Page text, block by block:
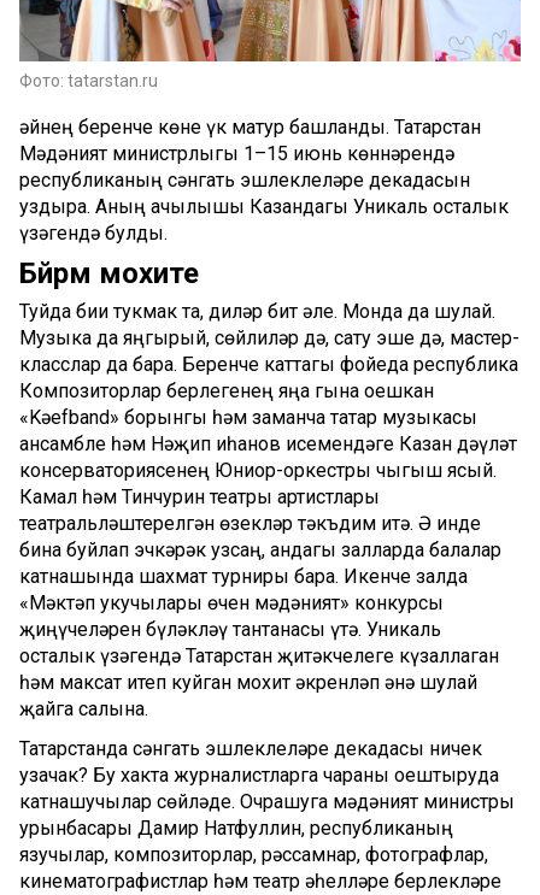
Фото: tatarstan.ru
Җәйнең беренче көне үк матур башланды. Татарстан
Мәдәният министрлыгы 1–15 июнь көннәрендә
республиканың сәнгать эшлеклеләре декадасын
уздыра. Аның ачылышы Казандагы Уникаль осталык
үзәгендә булды.
Бәйрәм мохите
Туйда бии тукмак та, диләр бит әле. Монда да шулай.
Музыка да яңгырый, сөйлиләр дә, сату эше дә, мастер-
класслар да бара. Беренче каттагы фойеда республика
Композиторлар берлегенең яңа гына оешкан
«Kәеfband» борынгы һәм заманча татар музыкасы
ансамбле һәм Нәҗип Җиһанов исемендәге Казан дәүләт
консерваториясенең Юниор-оркестры чыгыш ясый.
Камал һәм Тинчурин театры артистлары
театральләштерелгән өзекләр тәкъдим итә. Ә инде
бина буйлап эчкәрәк узсаң, андагы залларда балалар
катнашында шахмат турниры бара. Икенче залда
«Мәктәп укучылары өчен мәдәният» конкурсы
җиңүчеләрен бүләкләү тантанасы үтә. Уникаль
осталык үзәгендә Татарстан җитәкчелеге күзаллаган
һәм максат итеп куйган мохит әкренләп әнә шулай
җайга салына.
Татарстанда сәнгать эшлеклеләре декадасы ничек
узачак? Бу хакта журналистларга чараны оештыруда
катнашучылар сөйләде. Очрашуга мәдәният министры
урынбасары Дамир Натфуллин, республиканың
язучылар, композиторлар, рәссамнар, фотографлар,
кинематографистлар һәм театр әһелләре берлекләре